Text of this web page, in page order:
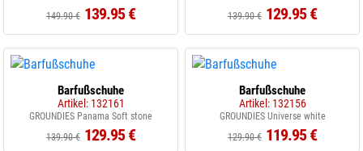
149.90 € 139.95 €
139.90 € 129.95 €
Barfußschuhe
Artikel: 132161
GROUNDIES Panama Soft stone
139.90 € 129.95 €
Barfußschuhe
Artikel: 132156
GROUNDIES Universe white
129.90 € 119.95 €